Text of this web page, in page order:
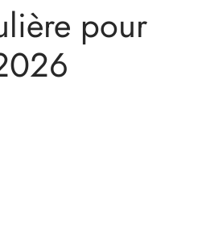
pour